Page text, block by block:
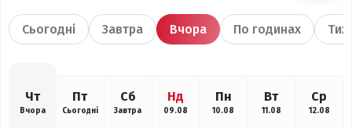
Сьогодні Завтра Вчора По годинах
Чт
Вчора
Пт
Сьогодні
Сб
Завтра
Нд
09.08
Пн
10.08
Вт
11.08
Ср
12.08